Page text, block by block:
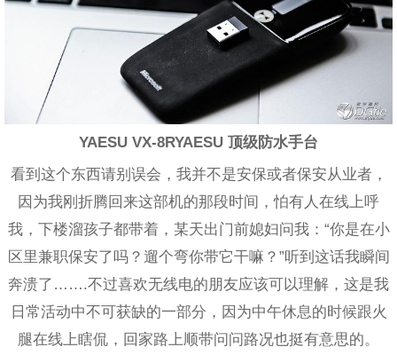
YAESU VX-8RYAESU 顶级防水手台
看到这个东西请别误会，我并不是安保或者保安从业者，
因为我刚折腾回来这部机的那段时间，怕有人在线上呼
我，下楼溜孩子都带着，某天出门前媳妇问我：“你是在小
区里兼职保安了吗？遛个弯你带它干嘛？”听到这话我瞬间
奔溃了…….不过喜欢无线电的朋友应该可以理解，这是我
日常活动中不可获缺的一部分，因为中午休息的时候跟火
腿在线上瞎侃，回家路上顺带问问路况也挺有意思的。